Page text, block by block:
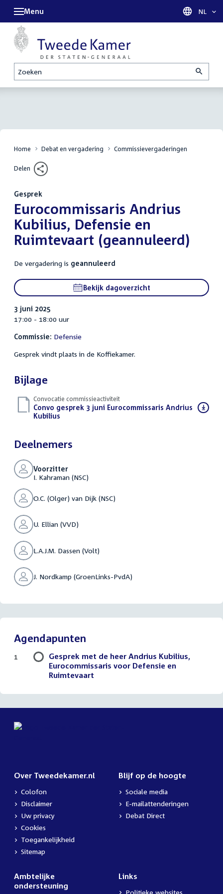
Zoeken
Menu Taal
NL
Home Debat en vergadering Commissievergaderingen
Delen
Gesprek
:Eurocommissaris Andrius
Kubilius, Defensie en
Ruimtevaart (geannuleerd)
De vergadering is geannuleerd
Bekijk dagoverzicht
3 juni 2025
17:00 - 18:00 uur
Commissie: Defensie
Gesprek vindt plaats in de Koffiekamer.
Bijlage
Convocatie commissieactiviteit
Download
bestand:
Convo gesprek 3 juni Eurocommissaris Andrius
Kubilius
Deelnemers
Voorzitter
I. Kahraman (NSC)
O.C. (Olger) van Dijk (NSC)
U. Ellian (VVD)
L.A.J.M. Dassen (Volt)
J. Nordkamp (GroenLinks-PvdA)
Agendapunten
Gesprek met de heer Andrius Kubilius,
Eurocommissaris voor Defensie en
Ruimtevaart
1
Over Tweedekamer.nl
Colofon
Disclaimer
Uw privacy
Cookies
Toegankelijkheid
Sitemap
Blijf op de hoogte
Sociale media
E-mailattenderingen
Debat Direct
Ambtelijke
ondersteuning
Links
Politieke websites